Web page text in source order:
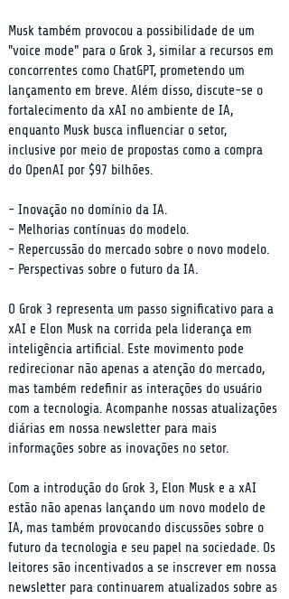
Musk também provocou a possibilidade de um
"voice mode" para o Grok 3, similar a recursos em
concorrentes como ChatGPT, prometendo um
lançamento em breve. Além disso, discute-se o
fortalecimento da xAI no ambiente de IA,
enquanto Musk busca influenciar o setor,
inclusive por meio de propostas como a compra
do OpenAI por $97 bilhões.
- Inovação no domínio da IA.
- Melhorias contínuas do modelo.
- Repercussão do mercado sobre o novo modelo.
- Perspectivas sobre o futuro da IA.
O Grok 3 representa um passo significativo para a
xAI e Elon Musk na corrida pela liderança em
inteligência artificial. Este movimento pode
redirecionar não apenas a atenção do mercado,
mas também redefinir as interações do usuário
com a tecnologia. Acompanhe nossas atualizações
diárias em nossa newsletter para mais
informações sobre as inovações no setor.
Com a introdução do Grok 3, Elon Musk e a xAI
estão não apenas lançando um novo modelo de
IA, mas também provocando discussões sobre o
futuro da tecnologia e seu papel na sociedade. Os
leitores são incentivados a se inscrever em nossa
newsletter para continuarem atualizados sobre as